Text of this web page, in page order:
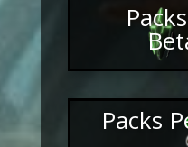
Packs